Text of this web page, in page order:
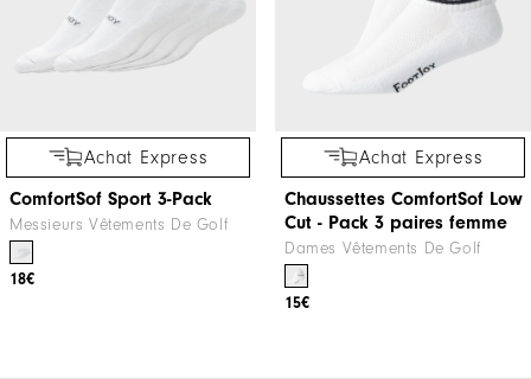
Achat Express
ComfortSof Sport 3-Pack
Messieurs Vêtements De Golf
18€
Achat Express
Chaussettes ComfortSof Low
Cut - Pack 3 paires femme
Dames Vêtements De Golf
15€